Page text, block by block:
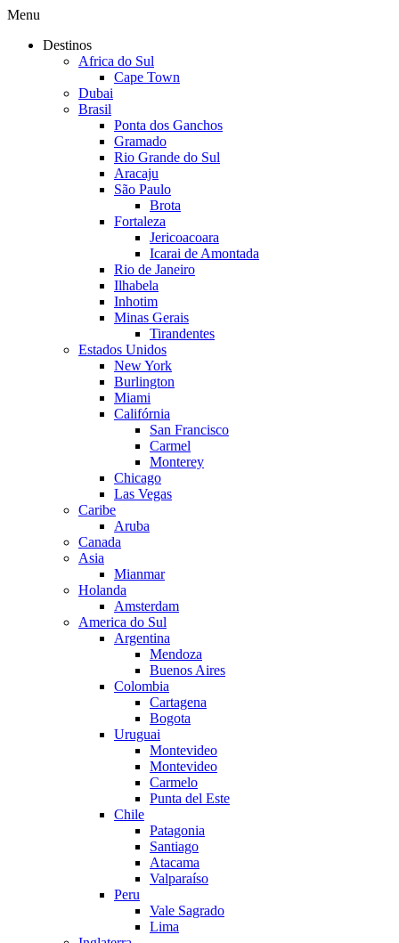
Menu
Destinos
Africa do Sul
Cape Town
Dubai
Brasil
Ponta dos Ganchos
Gramado
Rio Grande do Sul
Aracaju
São Paulo
Brota
Fortaleza
Jericoacoara
Icarai de Amontada
Rio de Janeiro
Ilhabela
Inhotim
Minas Gerais
Tirandentes
Estados Unidos
New York
Burlington
Miami
Califórnia
San Francisco
Carmel
Monterey
Chicago
Las Vegas
Caribe
Aruba
Canada
Asia
Mianmar
Holanda
Amsterdam
America do Sul
Argentina
Mendoza
Buenos Aires
Colombia
Cartagena
Bogota
Uruguai
Montevideo
Montevideo
Carmelo
Punta del Este
Chile
Patagonia
Santiago
Atacama
Valparaíso
Peru
Vale Sagrado
Lima